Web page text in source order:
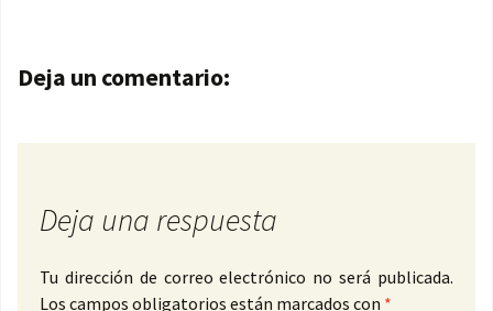
Navegación de entradas
Deja un comentario:
Deja una respuesta
Tu dirección de correo electrónico no será publicada.
Los campos obligatorios están marcados con *